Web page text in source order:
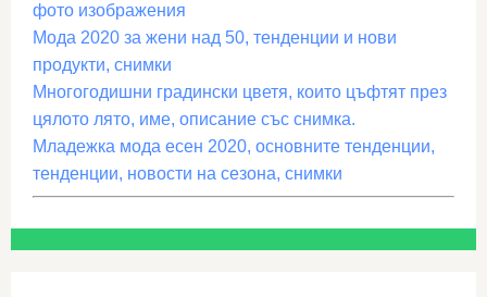
фото изображения
Мода 2020 за жени над 50, тенденции и нови
продукти, снимки
Многогодишни градински цветя, които цъфтят през
цялото лято, име, описание със снимка.
Младежка мода есен 2020, основните тенденции,
тенденции, новости на сезона, снимки